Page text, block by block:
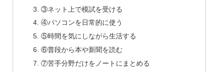
③ネット上で模試を受ける
④パソコンを日常的に使う
⑤時間を気にしながら生活する
⑥普段から本や新聞を読む
⑦苦手分野だけをノートにまとめる